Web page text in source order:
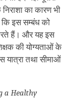
का कारण भी
इस सम्बंध को
हैं। और यह इस
की योग्यताओं के
यात्रा तथा सीमाओं
a Healthy